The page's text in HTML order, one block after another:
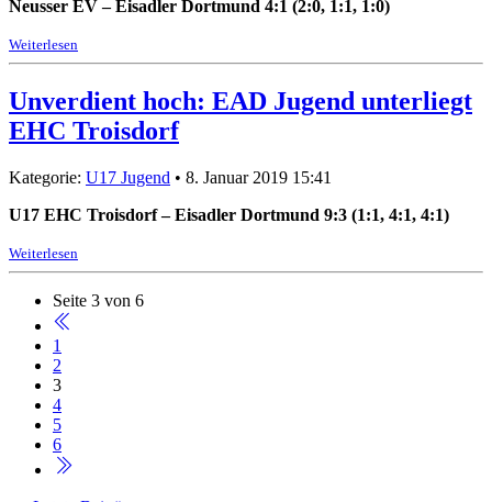
Neusser EV – Eisadler Dortmund 4:1 (2:0, 1:1, 1:0)
Weiterlesen
Unverdient hoch: EAD Jugend unterliegt
EHC Troisdorf
Kategorie: U17 Jugend • 8. Januar 2019 15:41
U17 EHC Troisdorf – Eisadler Dortmund 9:3 (1:1, 4:1, 4:1)
Weiterlesen
Seite 3 von 6
1
2
3
4
5
6